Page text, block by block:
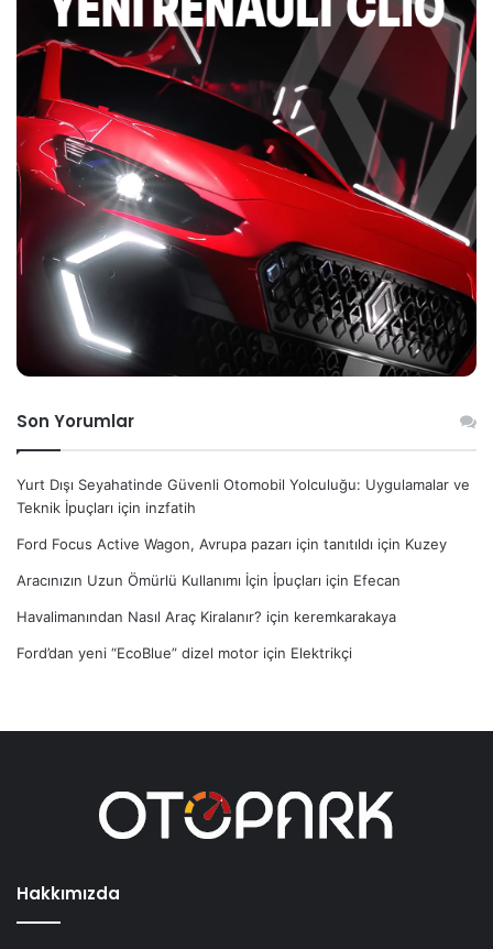
Son Yorumlar
Yurt Dışı Seyahatinde Güvenli Otomobil Yolculuğu: Uygulamalar ve
Teknik İpuçları için inzfatih
Ford Focus Active Wagon, Avrupa pazarı için tanıtıldı için Kuzey
Aracınızın Uzun Ömürlü Kullanımı İçin İpuçları için Efecan
Havalimanından Nasıl Araç Kiralanır? için keremkarakaya
Ford’dan yeni “EcoBlue” dizel motor için Elektrikçi
Hakkımızda